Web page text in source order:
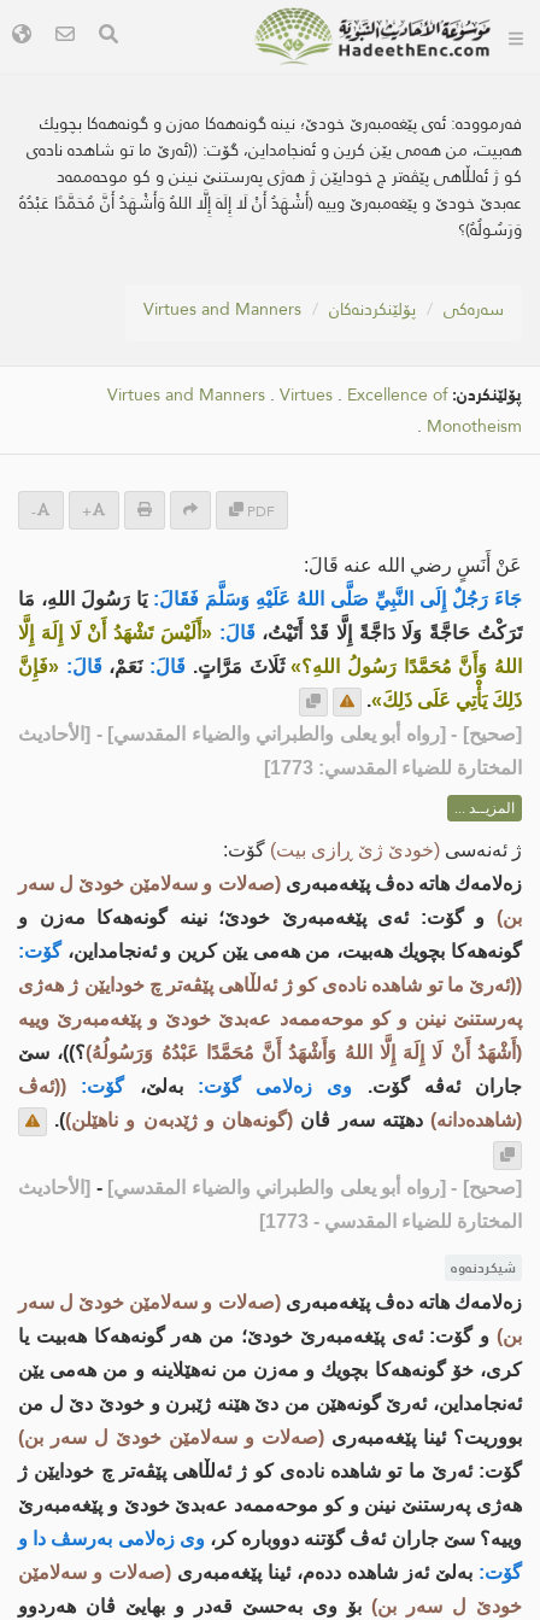
فەرموودە:ئه‌ی پێغه‌مبه‌رێ خودێ؛ نینه‌ گونه‌هه‌كا مه‌زن و گونه‌هه‌كا بچویك
هه‌بیت، من هه‌می یێن كرین و ئه‌نجامداین، گۆت: ((ئه‌رێ ما تو شاهده‌ ناده‌ی
كو ژ ئه‌لڵاهی پێڤه‌تر چ خودایێن ژ هه‌ژی په‌رستنێ نینن و كو موحه‌ممه‌د
عه‌بدێ خودێ و پێغه‌مبه‌رێ وییه‌ (أَشْهَدُ أَنْ لَا إِلَهَ إِلَّا اللهُ وَأَشْهَدُ أَنَّ مُحَمَّدًا عَبْدُهُ
وَرَسُولُهُ)؟
سه‌ره‌كی پۆلێنکردنەکان Virtues and Manners
پۆلێنکردن: Virtues and Manners . Virtues . Excellence of
Monotheism
.
PDF
+
-
عَنْ أَنَسٍ رضي الله عنه قَالَ:
جَاءَ رَجُلٌ إِلَى النَّبِيِّ صَلَّى اللهُ عَلَيْهِ وَسَلَّمَ فَقَالَ: يَا رَسُولَ اللهِ، مَا
تَرَكْتُ حَاجَّةً وَلَا دَاجَّةً إِلَّا قَدْ أَتَيْتُ، قَالَ: «أَلَيْسَ تَشْهَدُ أَنْ لَا إِلَهَ إِلَّا
اللهُ وَأَنَّ مُحَمَّدًا رَسُولُ اللهِ؟»ثَلَاثَ مَرَّاتٍ. قَالَ: نَعَمْ، قَالَ: «فَإِنَّ
ذَلِكَ يَأْتِي عَلَى ذَلِكَ».
[صحيح] - [رواه أبو يعلى والطبراني والضياء المقدسي] - [الأحاديث
المختارة للضياء المقدسي: 1773]
المزيــد ...
ژ ئه‌نه‌سی (خودێ ژێ ڕازی بیت) گۆت:
زه‌لامه‌ك هاته‌ ده‌ڤ پێغه‌مبه‌ری(صه‌لات و سه‌لامێن خودێ ل سه‌ر
بن) و گۆت: ئه‌ی پێغه‌مبه‌رێ خودێ؛ نینه‌ گونه‌هه‌كا مه‌زن و
گونه‌هه‌كا بچویك هه‌بیت، من هه‌می یێن كرین و ئه‌نجامداین، گۆت:
((ئه‌رێ ما تو شاهده‌ ناده‌ی كو ژ ئه‌لڵاهی پێڤه‌تر چ خودایێن ژ هه‌ژی
په‌رستنێ نینن و كو موحه‌ممه‌د عه‌بدێ خودێ و پێغه‌مبه‌رێ وییه‌
(أَشْهَدُ أَنْ لَا إِلَهَ إِلَّا اللهُ وَأَشْهَدُ أَنَّ مُحَمَّدًا عَبْدُهُ وَرَسُولُهُ)؟))، سێ
جاران ئه‌ڤه‌ گۆت. وی زه‌لامی گۆت: به‌لێ، گۆت:
((ئه‌ڤ
(شاهده‌دانه‌)دهێته‌ سه‌ر ڤان (گونه‌هان و ژێدبه‌ن و ناهێلن)).
[صحيح] - [رواه أبو يعلى والطبراني والضياء المقدسي] - [الأحاديث
المختارة للضياء المقدسي - 1773]
شیکردنەوە
زه‌لامه‌ك هاته‌ ده‌ڤ پێغه‌مبه‌ری(صه‌لات و سه‌لامێن خودێ ل سه‌ر
بن) و گۆت: ئه‌ی پێغه‌مبه‌رێ خودێ؛ من هه‌ر گونه‌هه‌كا هه‌بیت یا
كری، خۆ گونه‌هه‌كا بچویك و مه‌زن من نه‌هێلاینه‌ و من هه‌می یێن
ئه‌نجامداین، ئه‌رێ گونه‌هێن من دێ هێنه‌ ژێبرن و خودێ دێ ل من
بووریت؟ ئینا پێغه‌مبه‌ری (صه‌لات و سه‌لامێن خودێ ل سه‌ر بن)
گۆت: ئه‌رێ ما تو شاهده‌ ناده‌ی كو ژ ئه‌لڵاهی پێڤه‌تر چ خودایێن ژ
هه‌ژی په‌رستنێ نینن و كو موحه‌ممه‌د عه‌بدێ خودێ و پێغه‌مبه‌رێ
وییه‌؟ سێ جاران ئه‌ڤ گۆتنه‌ دووباره‌ كر، وی زه‌لامی به‌رسڤ دا و
گۆت: به‌لێ ئه‌ز شاهده‌ دده‌م، ئینا پێغه‌مبه‌ری (صه‌لات و سه‌لامێن
خودێ ل سه‌ر بن) بۆ وی به‌حسێ قه‌در و بهایێ ڤان هه‌ردوو